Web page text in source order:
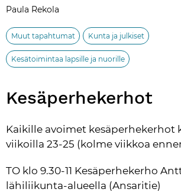
Paula Rekola
Muut tapahtumat Kunta ja julkiset
Kesätoimintaa lapsille ja nuorille
Kesäperhekerhot
Kaikille avoimet kesäperhekerhot
viikoilla 23-25 (kolme viikkoa
TO klo 9.30-11 Kesäperhekerho
lähiliikunta-alueella (Ansaritie)